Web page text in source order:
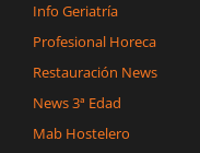
Info Geriatría
Profesional Horeca
Restauración News
News 3ª Edad
Mab Hostelero